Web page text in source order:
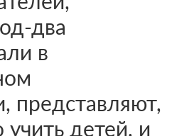
два
в
представляют,
детей, и